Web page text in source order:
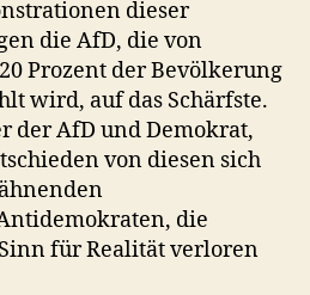
dieser
die AfD, die von
Prozent der Bevölkerung
wird, auf das Schärfste.
der AfD und Demokrat,
von diesen sich
die
für Realität verloren